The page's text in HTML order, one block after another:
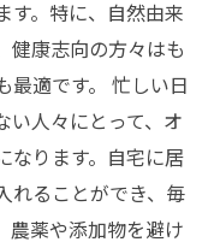
す。特に、自然由来
健康志向の方々はも
最適です。 忙しい日
い人々にとって、オ
なります。自宅に居
れることができ、毎
農薬や添加物を避け